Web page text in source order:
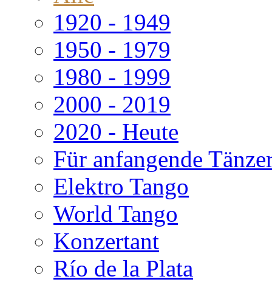
1920 - 1949
1950 - 1979
1980 - 1999
2000 - 2019
2020 - Heute
Für anfangende
Elektro Tango
World Tango
Konzertant
Río de la Plata